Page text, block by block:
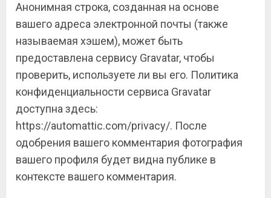
Анонимная строка, созданная на основе
вашего адреса электронной почты (также
называемая хэшем), может быть
предоставлена сервису Gravatar, чтобы
проверить, используете ли вы его. Политика
конфиденциальности сервиса Gravatar
доступна здесь:
https://automattic.com/privacy/. После
одобрения вашего комментария фотография
вашего профиля будет видна публике в
контексте вашего комментария.